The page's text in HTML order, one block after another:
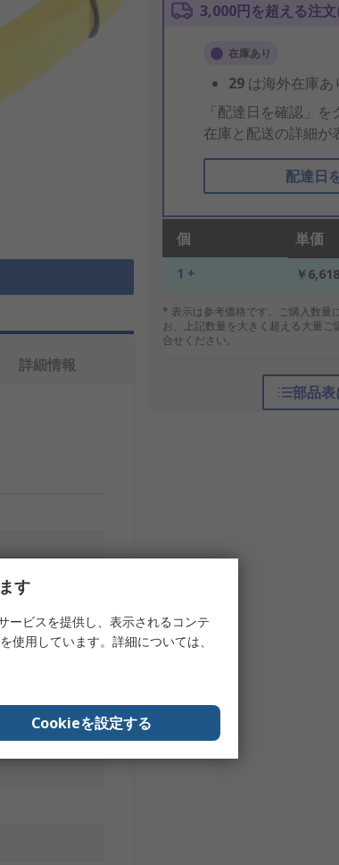
3,000円を超える注
在庫あり
29 は海外在庫あ
「配達日を確認」を
在庫と配送の詳細が
配達日
個 単価
1 + ￥6,618
* 表示は参考価格です。ご購入数量
お、上記数量を大きく超える大量
合せください。
部品
詳細情報
す
ービスを提供し、表示されるコンテ
用しています。詳細については、
Cookieを設定する